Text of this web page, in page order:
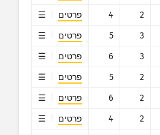
2
4
פרטים
3
5
פרטים
3
6
פרטים
2
5
פרטים
2
6
פרטים
2
4
פרטים